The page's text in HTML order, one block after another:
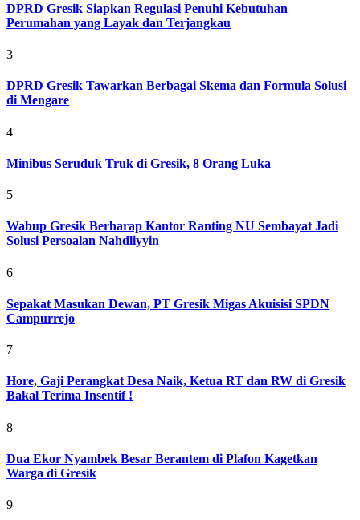
DPRD Gresik Siapkan Regulasi Penuhi Kebutuhan
Perumahan yang Layak dan Terjangkau
3
DPRD Gresik Tawarkan Berbagai Skema dan Formula Solusi
di Mengare
4
Minibus Seruduk Truk di Gresik, 8 Orang Luka
5
Wabup Gresik Berharap Kantor Ranting NU Sembayat Jadi
Solusi Persoalan Nahdliyyin
6
Sepakat Masukan Dewan, PT Gresik Migas Akuisisi SPDN
Campurrejo
7
Hore, Gaji Perangkat Desa Naik, Ketua RT dan RW di Gresik
Bakal Terima Insentif !
8
Dua Ekor Nyambek Besar Berantem di Plafon Kagetkan
Warga di Gresik
9